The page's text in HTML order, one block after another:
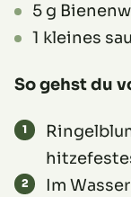
5 g
1 kleines
So gehst du
Im